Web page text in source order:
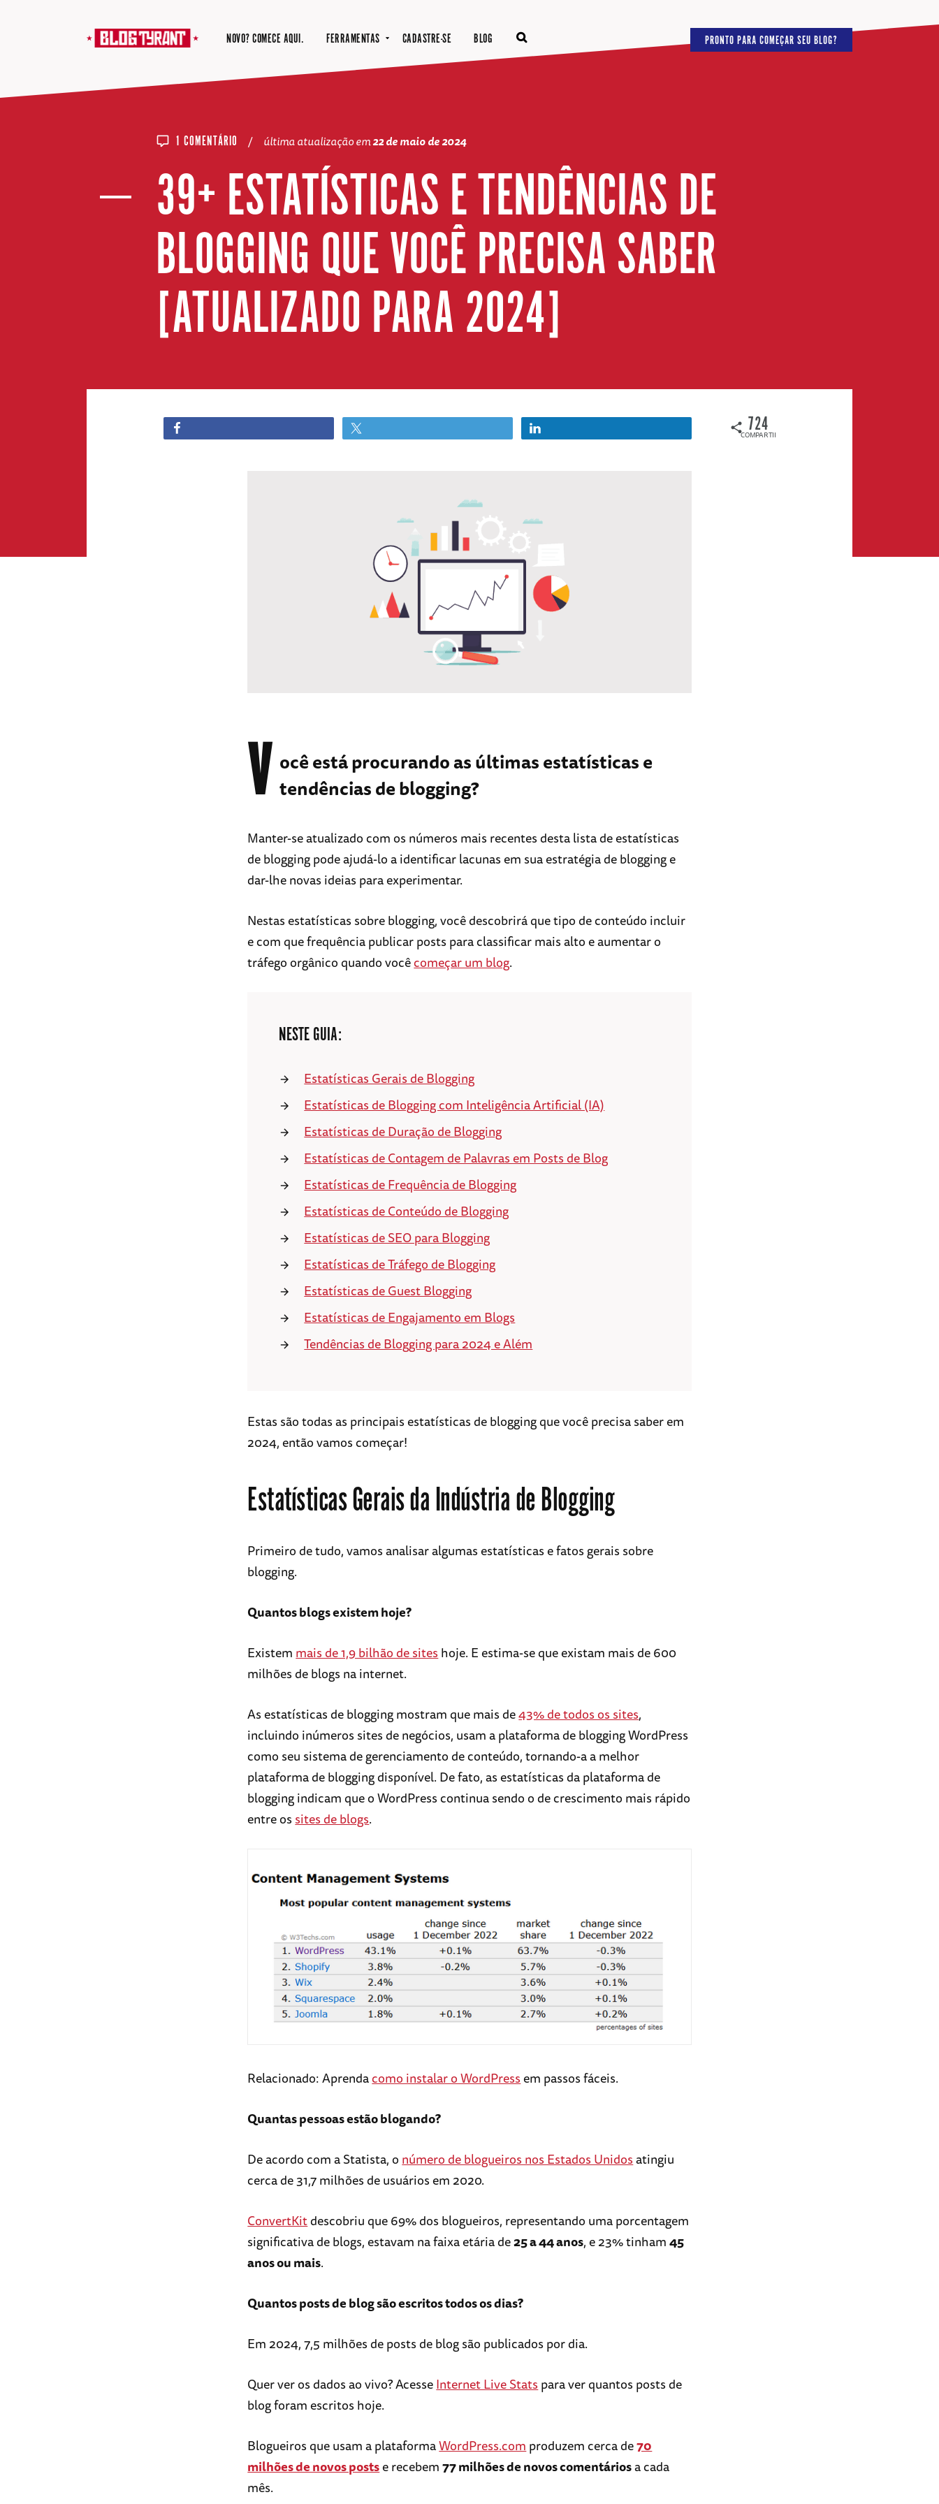
NOVO? COMECE AQUI. FERRAMENTAS CADASTRE-SE BLOG PRONTO PARA COMEÇAR SEU BLOG?
1 COMENTÁRIO / última atualização em22 de maio de 2024
39+ ESTATÍSTICAS E TENDÊNCIAS DE
BLOGGING QUE VOCÊ PRECISA SABER
[ATUALIZADO PARA 2024]
COMPARTILHAMENTOS
724
V ocê está procurando as últimas estatísticas e
tendências de blogging?
Manter-se atualizado com os números mais recentes desta lista de estatísticas
de blogging pode ajudá-lo a identificar lacunas em sua estratégia de blogging e
dar-lhe novas ideias para experimentar.
Nestas estatísticas sobre blogging, você descobrirá que tipo de conteúdo incluir
e com que frequência publicar posts para classificar mais alto e aumentar o
tráfego orgânico quando vocêcomeçar um blog.
NESTE GUIA:
Estatísticas Gerais de Blogging
Estatísticas de Blogging com Inteligência Artificial (IA)
Estatísticas de Duração de Blogging
Estatísticas de Contagem de Palavras em Posts de Blog
Estatísticas de Frequência de Blogging
Estatísticas de Conteúdo de Blogging
Estatísticas de SEO para Blogging
Estatísticas de Tráfego de Blogging
Estatísticas de Guest Blogging
Estatísticas de Engajamento em Blogs
Tendências de Blogging para 2024 e Além
Estas são todas as principais estatísticas de blogging que você precisa saber em
2024, então vamos começar!
Estatísticas Gerais da Indústria de Blogging
Primeiro de tudo, vamos analisar algumas estatísticas e fatos gerais sobre
blogging.
Quantos blogs existem hoje?
Existem mais de 1,9 bilhão de sites hoje. E estima-se que existam mais de 600
milhões de blogs na internet.
As estatísticas de blogging mostram que mais de43% de todos os sites,
incluindo inúmeros sites de negócios, usam a plataforma de blogging WordPress
como seu sistema de gerenciamento de conteúdo, tornando-a a melhor
plataforma de blogging disponível. De fato, as estatísticas da plataforma de
blogging indicam que o WordPress continua sendo o de crescimento mais rápido
entre os sites de blogs.
Relacionado: Aprendacomo instalar o WordPressem passos fáceis.
Quantas pessoas estão blogando?
De acordo com a Statista, o número de blogueiros nos Estados Unidosatingiu
cerca de 31,7 milhões de usuários em 2020.
ConvertKitdescobriu que 69% dos blogueiros, representando uma porcentagem
significativa de blogs, estavam na faixa etária de25 a 44 anos, e 23% tinham45
anos ou mais.
Quantos posts de blog são escritos todos os dias?
Em 2024, 7,5 milhões de posts de blog são publicados por dia.
Quer ver os dados ao vivo? AcesseInternet Live Stats para ver quantos posts de
blog foram escritos hoje.
Blogueiros que usam a plataformaWordPress.com produzem cerca de70
milhões de novos postse recebem77 milhões de novos comentáriosa cada
mês.